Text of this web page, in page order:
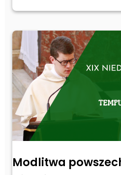
Modlitwa